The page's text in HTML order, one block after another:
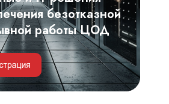
безотказной
работы ЦОД